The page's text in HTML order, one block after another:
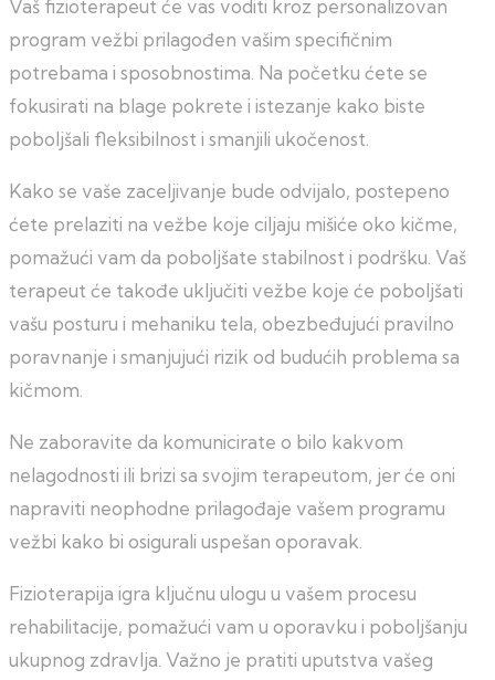
Vaš fizioterapeut će vas voditi kroz personalizovan
program vežbi prilagođen vašim specifičnim
potrebama i sposobnostima. Na početku ćete se
fokusirati na blage pokrete i istezanje kako biste
poboljšali fleksibilnost i smanjili ukočenost.
Kako se vaše zaceljivanje bude odvijalo, postepeno
ćete prelaziti na vežbe koje ciljaju mišiće oko kičme,
pomažući vam da poboljšate stabilnost i podršku. Vaš
terapeut će takođe uključiti vežbe koje će poboljšati
vašu posturu i mehaniku tela, obezbeđujući pravilno
poravnanje i smanjujući rizik od budućih problema sa
kičmom.
Ne zaboravite da komunicirate o bilo kakvom
nelagodnosti ili brizi sa svojim terapeutom, jer će oni
napraviti neophodne prilagođaje vašem programu
vežbi kako bi osigurali uspešan oporavak.
Fizioterapija igra ključnu ulogu u vašem procesu
rehabilitacije, pomažući vam u oporavku i poboljšanju
ukupnog zdravlja. Važno je pratiti uputstva vašeg